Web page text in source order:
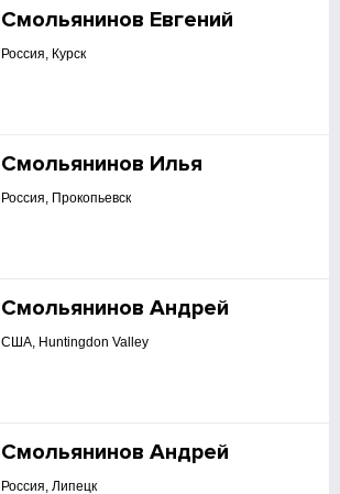
Смольянинов Евгений
Россия, Курск
Смольянинов Илья
Россия, Прокопьевск
Смольянинов Андрей
США, Huntingdon Valley
Смольянинов Андрей
Россия, Липецк